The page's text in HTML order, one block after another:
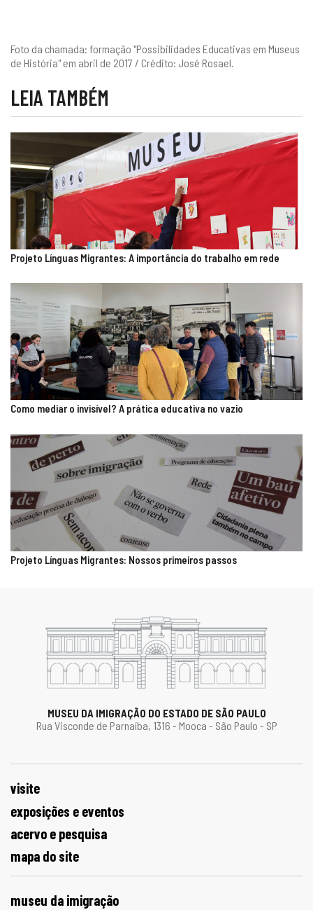
Foto da chamada: formação "Possibilidades Educativas em Museus
de História" em abril de 2017 / Crédito: José Rosael.
LEIA TAMBÉM
Projeto Línguas Migrantes: A importância do trabalho em rede
Como mediar o invisível? A prática educativa no vazio
Projeto Línguas Migrantes: Nossos primeiros passos
MUSEU DA IMIGRAÇÃO DO ESTADO DE SÃO PAULO
Rua Visconde de Parnaíba, 1316 - Mooca - São Paulo - SP
visite
exposições e eventos
acervo e pesquisa
mapa do site
museu da imigração